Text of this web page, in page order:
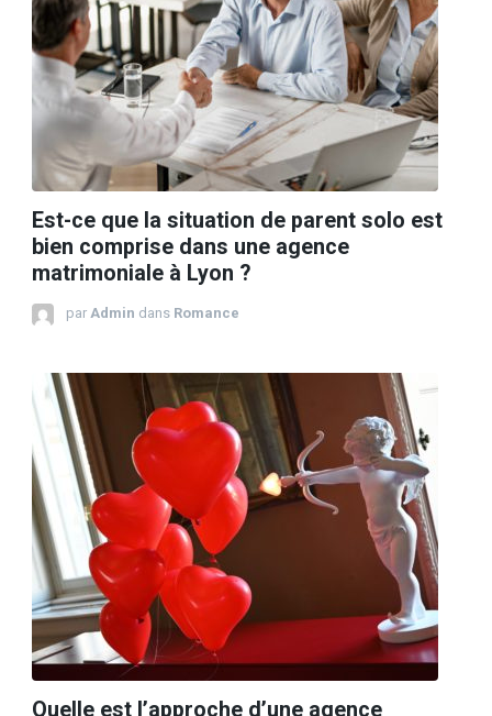
Est-ce que la situation de parent solo est
bien comprise dans une agence
matrimoniale à Lyon ?
par Admin dans Romance
Quelle est l’approche d’une agence